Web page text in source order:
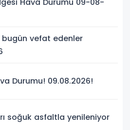
vefat edenler
Durumu! 09.08.2026!
soğuk asfaltla yenileniyor